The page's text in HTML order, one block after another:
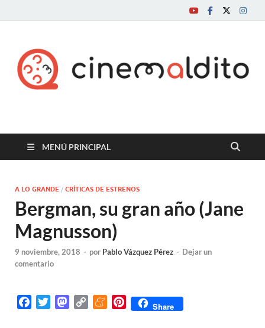
Cine maldito
MENÚ PRINCIPAL
A LO GRANDE / CRÍTICAS DE ESTRENOS
Bergman, su gran año (Jane
Magnusson)
9 noviembre, 2018 - por Pablo Vázquez Pérez - Dejar un
comentario
M
M
P
Share